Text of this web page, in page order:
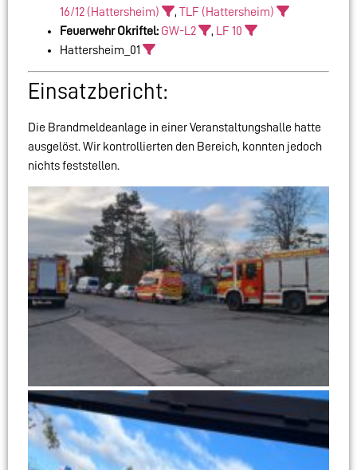
16/12 (Hattersheim)
, TLF (Hattersheim)
Feuerwehr Okriftel: GW-L2 , LF 10
Hattersheim_01
Einsatzbericht:
Die Brandmeldeanlage in einer Veranstaltungshalle hatte
ausgelöst. Wir kontrollierten den Bereich, konnten jedoch
nichts feststellen.